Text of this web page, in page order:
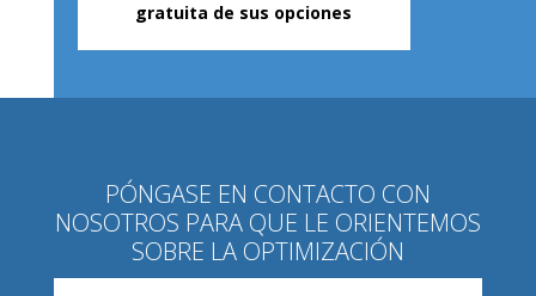
gratuita de sus opciones
PÓNGASE EN CONTACTO CON
NOSOTROS PARA QUE LE ORIENTEMOS
SOBRE LA OPTIMIZACIÓN